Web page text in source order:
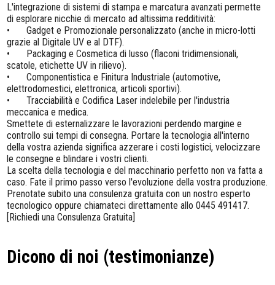
L'integrazione di sistemi di stampa e marcatura avanzati permette
di esplorare nicchie di mercato ad altissima redditività:
•
Gadget e Promozionale personalizzato (anche in micro-lotti
grazie al Digitale UV e al DTF).
•
Packaging e Cosmetica di lusso (flaconi tridimensionali,
scatole, etichette UV in rilievo).
•
Componentistica e Finitura Industriale (automotive,
elettrodomestici, elettronica, articoli sportivi).
•
Tracciabilità e Codifica Laser indelebile per l'industria
meccanica e medica.
Smettete di esternalizzare le lavorazioni perdendo margine e
controllo sui tempi di consegna. Portare la tecnologia all'interno
della vostra azienda significa azzerare i costi logistici, velocizzare
le consegne e blindare i vostri clienti.
La scelta della tecnologia e del macchinario perfetto non va fatta a
caso. Fate il primo passo verso l'evoluzione della vostra produzione.
Prenotate subito una consulenza gratuita con un nostro esperto
tecnologico oppure chiamateci direttamente allo 0445 491417.
[Richiedi una Consulenza Gratuita]
Dicono di noi (testimonianze)